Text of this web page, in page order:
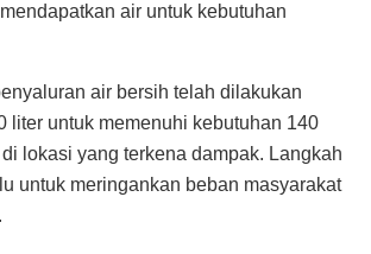
air untuk kebutuhan
air bersih telah dilakukan
liter untuk memenuhi kebutuhan 140
lokasi yang terkena dampak. Langkah
untuk meringankan beban masyarakat